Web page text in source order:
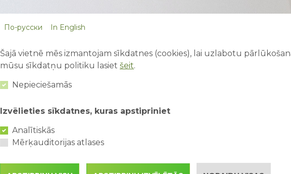
По-русски In English
Šajā vietnē mēs izmantojam sīkdatnes (cookies), lai uzlabotu
mūsu sīkdatņu politiku lasiet šeit.
Nepieciešamās
Izvēlieties sīkdatnes, kuras apstipriniet
Analītiskās
Mērķauditorijas atlases